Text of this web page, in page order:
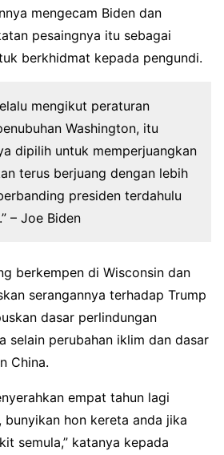
mengecam Biden dan
pesaingnya itu sebagai
berkhidmat kepada pengundi.
mengikut peraturan
Washington, itu
dipilih untuk memperjuangkan
terus berjuang dengan lebih
presiden terdahulu
– Joe Biden
berkempen di Wisconsin dan
serangannya terhadap Trump
dasar perlindungan
selain perubahan iklim dan dasar
China.
empat tahun lagi
bunyikan hon kereta anda jika
semula,” katanya kepada